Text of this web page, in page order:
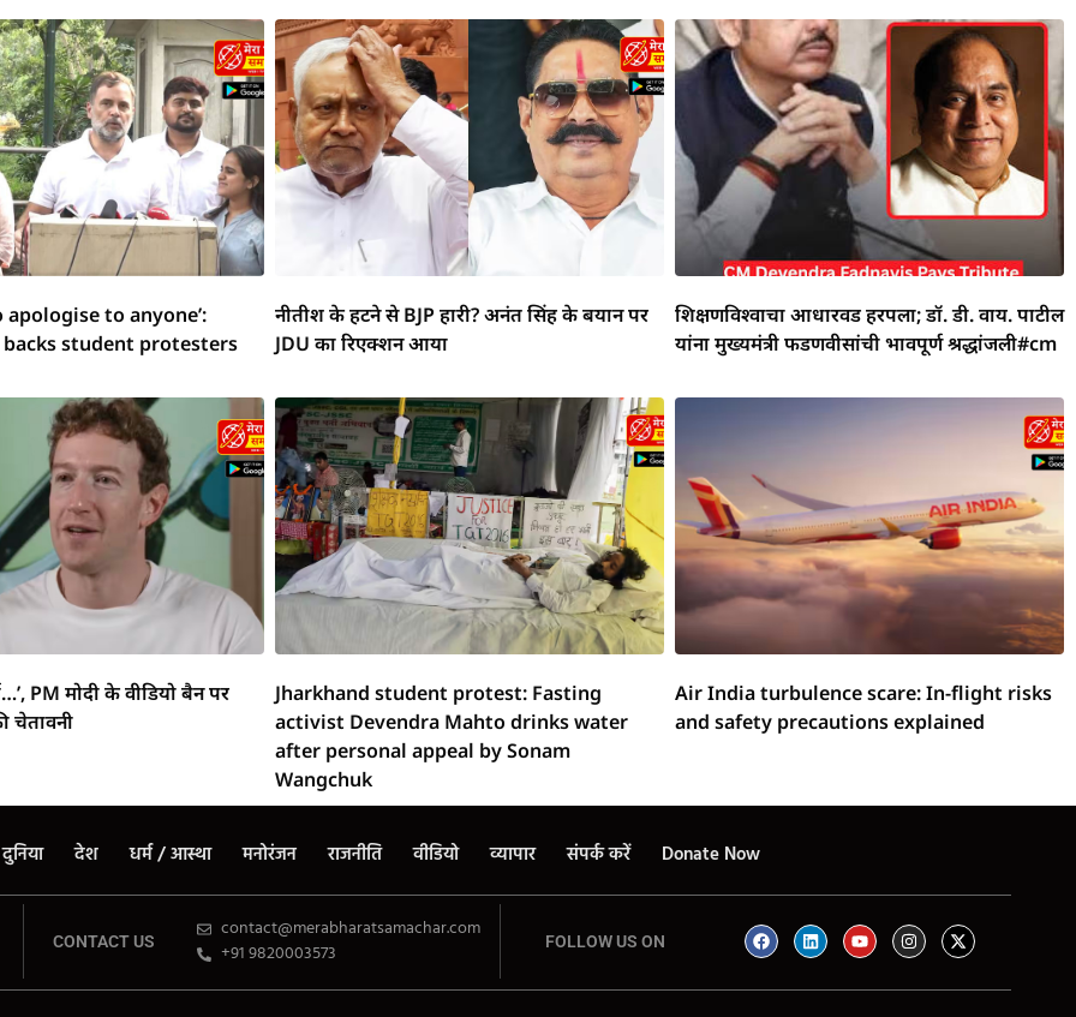
apologise to anyone’:
backs student protesters
नीतीश के हटने से BJP हारी? अनंत सिंह के बयान पर
JDU का रिएक्शन आया
शिक्षणविश्वाचा आधारवड हरपला; डॉ. डी. वाय. पाटील
यांना मुख्यमंत्री फडणवीसांची भावपूर्ण श्रद्धांजली#cm
PM मोदी के वीडियो बैन पर
चेतावनी
Jharkhand student protest: Fasting
activist Devendra Mahto drinks water
after personal appeal by Sonam
Wangchuk
Air India turbulence scare: In-flight risks
and safety precautions explained
दुनिया देश धर्म / आस्था मनोरंजन राजनीति वीडियो व्यापार संपर्क करें Donate Now
CONTACT US
contact@merabharatsamachar.com
+91 9820003573
FOLLOW US ON